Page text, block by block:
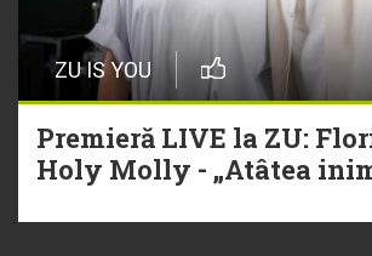
ZU IS YOU
Premieră LIVE la ZU:
Holy Molly - „Atâtea